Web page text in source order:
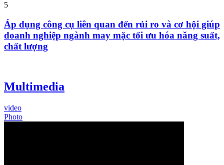
5
Áp dụng công cụ liên quan đến rủi ro và cơ hội giúp
doanh nghiệp ngành may mặc tối ưu hóa năng suất,
chất lượng
Multimedia
video
Photo